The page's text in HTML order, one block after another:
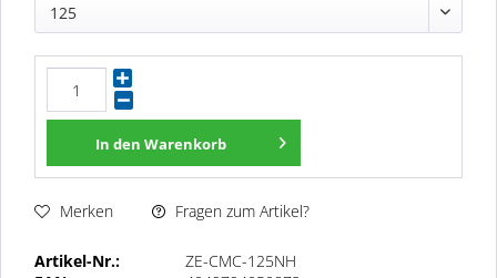
125
In den Warenkorb
Merken Fragen zum Artikel?
Artikel-Nr.:
ZE-CMC-125NH